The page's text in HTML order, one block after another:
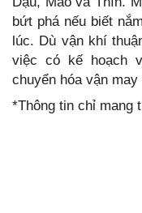
bứt phá nếu biết
lúc. Dù vận khí
việc có kế hoạch
chuyển hóa vận
*Thông tin chỉ mang